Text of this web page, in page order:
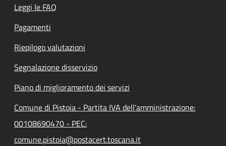
Leggi le FAQ
Pagamenti
Riepilogo valutazioni
Segnalazione disservizio
Piano di miglioramento dei servizi
Comune di Pistoia - Partita IVA dell'amministrazione:
00108690470 - PEC:
comune.pistoia@postacert.toscana.it